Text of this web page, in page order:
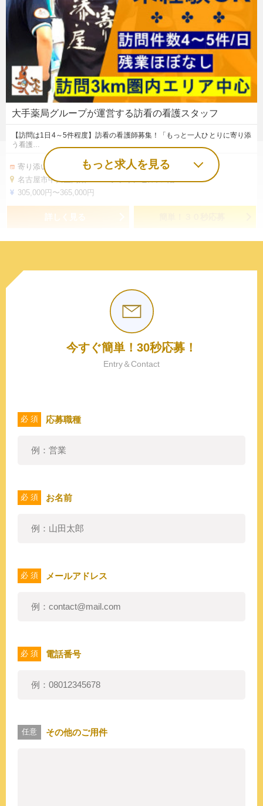
大手薬局グループが運営する訪看の看護スタッフ
【訪問は1日4～5件程度】訪看の看護師募集！「もっと一人ひとりに寄り添
う看護…
寄り添い屋中川店（中川区）
名古屋市中川区高畑 2-172 ファインヒルズ1階
305,000円〜365,000円
詳しく見る
もっと求人を見る
今すぐ簡単！30秒応募！
Entry＆Contact
必 須 応募職種
必 須 お名前
必 須 メールアドレス
必 須 電話番号
任意 その他のご用件